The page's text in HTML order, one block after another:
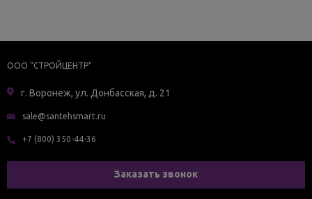
ООО "СТРОЙЦЕНТР"
г. Воронеж, ул. Донбасская, д. 21
sale@santehsmart.ru
+7 (800) 350-44-36
Заказать звонок